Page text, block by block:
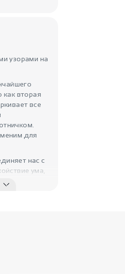
узорами на
как вторая
все
для
нас с
ума,